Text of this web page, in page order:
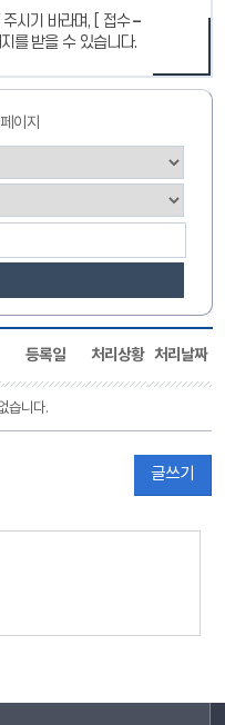
시기 바라며, [ 접수 –
를 받을 수 있습니다.
이지
등록일 처리상황 처리날짜
습니다.
글쓰기